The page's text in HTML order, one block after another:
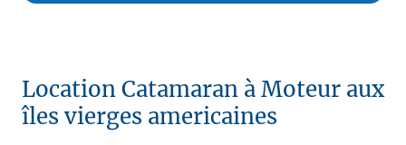
Location Catamaran à Moteur aux
îles vierges americaines